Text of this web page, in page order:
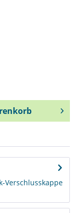
Verschlusskappe